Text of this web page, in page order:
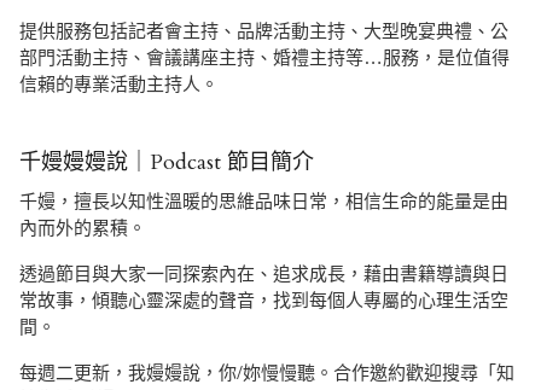
提供服務包括記者會主持、品牌活動主持、大型晚宴典禮、公
部門活動主持、會議講座主持、婚禮主持等…服務，是位值得
信賴的專業活動主持人。
千嫚嫚嫚說｜Podcast 節目簡介
千嫚，擅長以知性溫暖的思維品味日常，相信生命的能量是由
內而外的累積。
透過節目與大家一同探索內在、追求成長，藉由書籍導讀與日
常故事，傾聽心靈深處的聲音，找到每個人專屬的心理生活空
間。
每週二更新，我嫚嫚說，你/妳慢慢聽。合作邀約歡迎搜尋「知